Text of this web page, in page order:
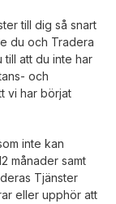
till dig så snart
du och Tradera
till att du inte har
och
vi har börjat
inte kan
månader samt
Tjänster
eller upphör att